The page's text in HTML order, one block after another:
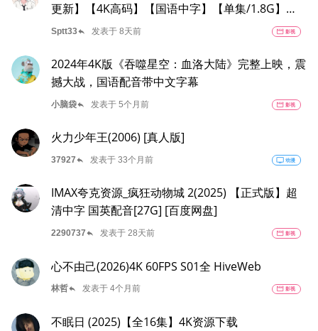
更新】【4K高码】【国语中字】【单集/1.8G】
【大陆：爱情 / 青春】【主演：魏哲鸣 / 郑合惠
Sptt33reply 发表于 8天前 movie 影视
2024年4K版《吞噬星空：血洛大陆》完整上映，震
撼大战，国语配音带中文字幕
小脑袋reply 发表于 5个月前 movie 影视
火力少年王(2006) [真人版]
37927reply 发表于 33个月前 tv 动漫
IMAX夸克资源_疯狂动物城 2(2025) 【正式版】超
清中字 国英配音[27G] [百度网盘]
2290737reply 发表于 28天前 movie 影视
心不由己(2026)4K 60FPS S01全 HiveWeb
林哲reply 发表于 4个月前 movie 影视
不眠日 (2025)【全16集】4K资源下载